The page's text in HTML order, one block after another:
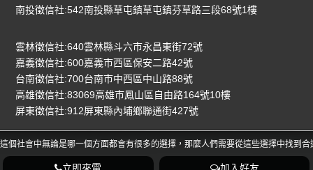
南投徵信社:542南投縣草屯鎮草屯鎮芬草路三段68號1樓
雲林徵信社:640雲林縣斗六市永昌東街72號
嘉義徵信社:600嘉義市西區保安二路42號
台南徵信社:700台南市中西區中山路88號
高雄徵信社:83069高雄市鳳山區自由路164號10樓
屏東徵信社:912屏東縣內埔鄉聯通街427號
個社會中無論是哪一個方面都會有很多的選擇，那麼人們需要從這些選擇中找到